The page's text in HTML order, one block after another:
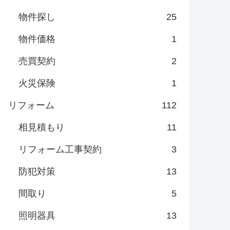
物件探し 25
物件価格 1
売買契約 2
火災保険 1
リフォーム 112
相見積もり 11
リフォーム工事契約 3
防犯対策 13
間取り 5
照明器具 13